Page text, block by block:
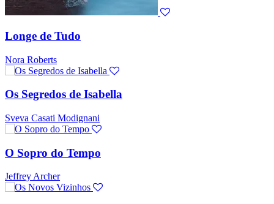
Longe de Tudo
Nora Roberts
Os Segredos de Isabella
Sveva Casati Modignani
O Sopro do Tempo
Jeffrey Archer